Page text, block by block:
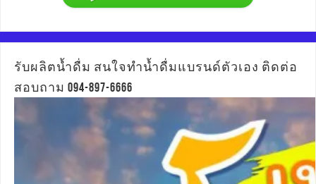
รับผลิตน้ำดื่ม สนใจทำน้ำดื่มแบรนด์ตัวเอง ติดต่อ
สอบถาม 094-897-6666